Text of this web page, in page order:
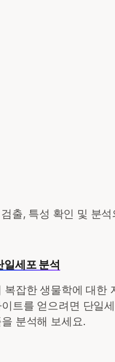
출, 특성 확인 및 분
일세포 분석
복잡한 생물학에 대한
이트를 얻으려면 단일
분석해 보세요.